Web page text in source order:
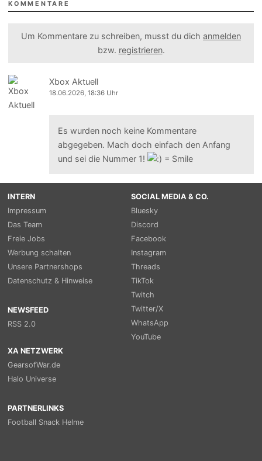
KOMMENTARE
Um Kommentare zu schreiben, musst du dich anmelden
bzw. registrieren.
Xbox Aktuell
18.06.2026, 18:36 Uhr
Es wurden noch keine Kommentare
abgegeben. Mach doch einfach den Anfang
und sei die Nummer 1!
INTERN
Impressum
Das Team
Freie Jobs
Werbung schalten
Unsere Partnershops
Datenschutz & Hinweise
NEWSFEED
RSS 2.0
SOCIAL MEDIA & CO.
Bluesky
Discord
Facebook
Instagram
Threads
TikTok
Twitch
Twitter/X
WhatsApp
YouTube
XA NETZWERK
GearsofWar.de
Halo Universe
PARTNERLINKS
Football Snack Helme